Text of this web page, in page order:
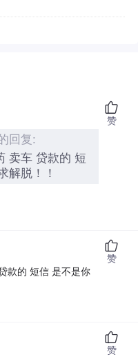
回复:
卖车 贷款的 短
解脱！！
赞
款的 短信 是不是你
赞
赞